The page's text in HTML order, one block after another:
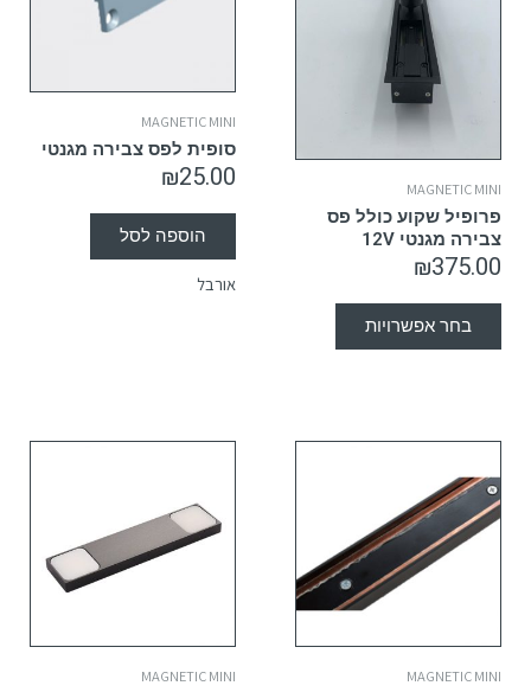
MAGNETIC MINI
פרופיל שקוע כולל פס
צבירה מגנטי 12V
₪375.00
בחר אפשרויות
MAGNETIC MINI
סופית לפס צבירה מגנטי
₪25.00
הוספה לסל
אורבל
MAGNETIC MINI
MAGNETIC MINI